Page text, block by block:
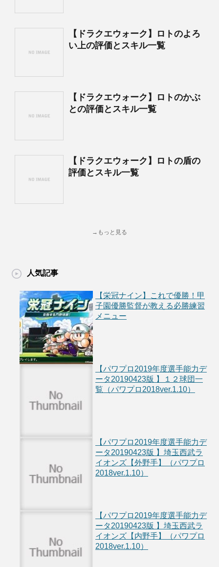
【ドラクエウォーク】ロトのよろ
い上の評価とスキル一覧
【ドラクエウォーク】ロトのかぶ
との評価とスキル一覧
【ドラクエウォーク】ロトの盾の
評価とスキル一覧
→もっと見る
人気記事
【栄冠ナイン】これで優勝！甲
子園優勝監督が教える必勝練習
メニュー
【パワプロ2019年度選手能力デ
ータ20190423版 】１２球団一
覧（パワプロ2018ver.1.10）
【パワプロ2019年度選手能力デ
ータ20190423版 】埼玉西武ラ
イオンズ【外野手】（パワプロ
2018ver.1.10）
【パワプロ2019年度選手能力デ
ータ20190423版 】埼玉西武ラ
イオンズ【内野手】（パワプロ
2018ver.1.10）